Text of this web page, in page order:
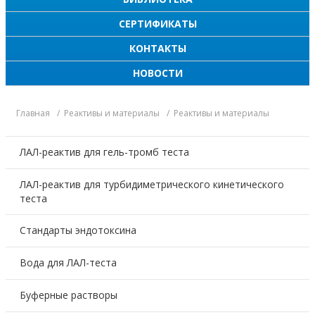
СЕРТИФИКАТЫ
КОНТАКТЫ
НОВОСТИ
Главная Реактивы и материалы Реактивы и материалы
ЛАЛ-реактив для гель-тромб теста
ЛАЛ-реактив для турбидиметрического кинетического
теста
Стандарты эндотоксина
Вода для ЛАЛ-теста
Буферные растворы